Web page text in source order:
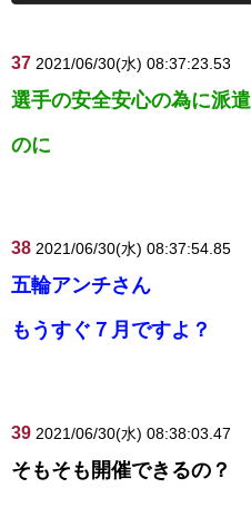
37 2021/06/30(水) 08:37:23.53
選手の安全安心の為に派
のに
38 2021/06/30(水) 08:37:54.85
五輪アンチさん
もうすぐ７月ですよ？
39 2021/06/30(水) 08:38:03.47
そもそも開催できるの？